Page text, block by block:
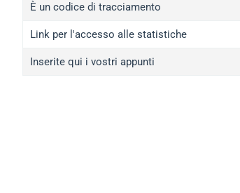
È un codice di tracciamento
Link per l'accesso alle statistiche
Inserite qui i vostri appunti